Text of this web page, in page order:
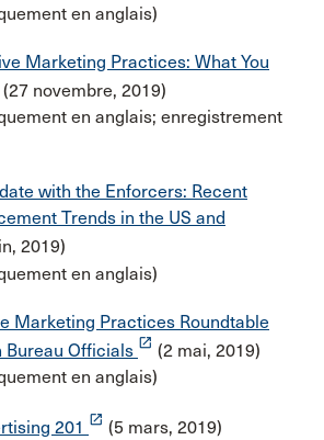
en anglais)
Marketing Practices: What You
(27 novembre, 2019)
en anglais; enregistrement
with the Enforcers: Recent
Trends in the US and
2019)
en anglais)
Marketing Practices Roundtable
Bureau Officials launch (2 mai, 2019)
en anglais)
201 launch (5 mars, 2019)